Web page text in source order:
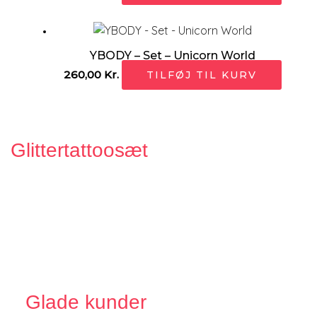
YBODY – Set – Unicorn World
260,00 Kr. TILFØJ TIL KURV
Glittertattoosæt
Glade kunder